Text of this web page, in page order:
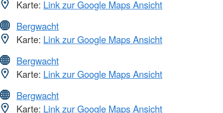
Karte: Link zur Google Maps Ansicht
Bergwacht
Karte: Link zur Google Maps Ansicht
Bergwacht
Karte: Link zur Google Maps Ansicht
Bergwacht
Karte: Link zur Google Maps Ansicht